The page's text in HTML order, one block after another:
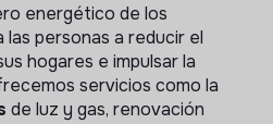
energético de los
personas a reducir el
hogares e impulsar la
servicios como la
de luz y gas, renovación